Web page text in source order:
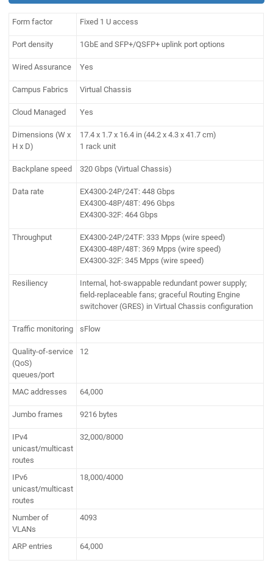
Form factor Fixed 1 U access
Port density 1GbE and SFP+/QSFP+ uplink port options
Wired Assurance Yes
Campus Fabrics Virtual Chassis
Cloud Managed Yes
Dimensions (W x
H x D)
17.4 x 1.7 x 16.4 in (44.2 x 4.3 x 41.7 cm)
1 rack unit
Backplane speed 320 Gbps (Virtual Chassis)
Data rate
EX4300-24P/24T: 448 Gbps
EX4300-48P/48T: 496 Gbps
EX4300-32F: 464 Gbps
Throughput
EX4300-24P/24TF: 333 Mpps (wire speed)
EX4300-48P/48T: 369 Mpps (wire speed)
EX4300-32F: 345 Mpps (wire speed)
Resiliency
Internal, hot-swappable redundant power supply;
field-replaceable fans; graceful Routing Engine
switchover (GRES) in Virtual Chassis configuration
Traffic monitoring sFlow
Quality-of-service
(QoS)
queues/port
12
MAC addresses 64,000
Jumbo frames 9216 bytes
IPv4
unicast/multicast
routes
32,000/8000
IPv6
unicast/multicast
routes
18,000/4000
Number of
VLANs
4093
ARP entries 64,000